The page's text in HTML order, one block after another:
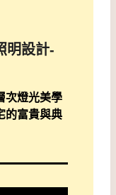
明設計-
次燈光美學
的富貴與典